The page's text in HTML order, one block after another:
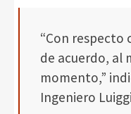
“Con respecto
de acuerdo, al
momento,”
Ingeniero